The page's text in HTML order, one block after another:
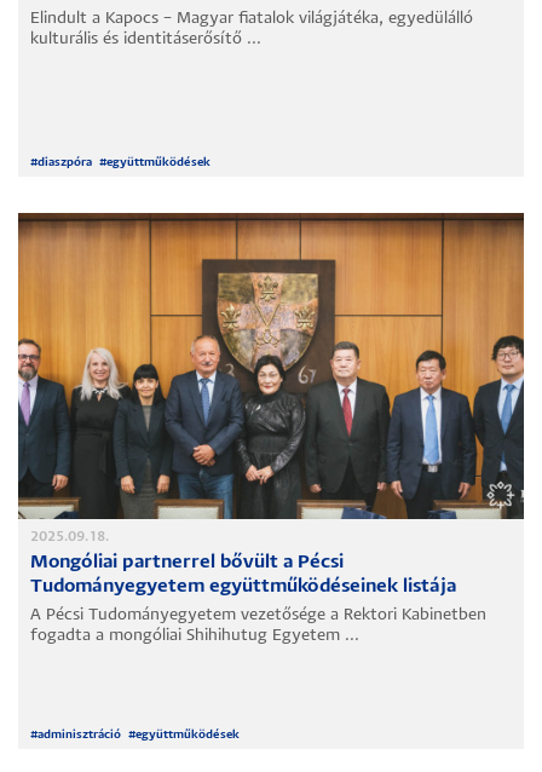
Elindult a Kapocs – Magyar fiatalok világjátéka, egyedülálló
kulturális és identitáserősítő ...
#diaszpóra #együttműködések
2025.09.18.
Mongóliai partnerrel bővült a Pécsi
Tudományegyetem együttműködéseinek listája
A Pécsi Tudományegyetem vezetősége a Rektori Kabinetben
fogadta a mongóliai Shihihutug Egyetem ...
#adminisztráció #együttműködések